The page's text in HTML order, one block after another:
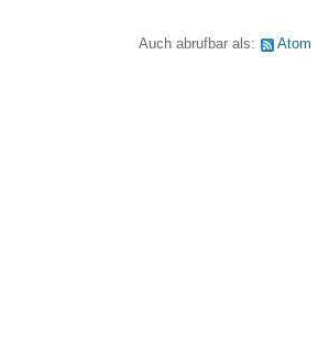
Auch abrufbar als: Atom